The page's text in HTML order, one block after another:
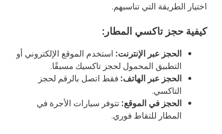
اختيار الطريقة التي تناسبهم.
كيفية حجز تاكسي المطار:
الحجز عبر الإنترنت: استخدم الموقع الإلكتروني أو
التطبيق المحمول لحجز تاكسيك مسبقًا.
الحجز عبر الهاتف: فقط اتصل بالرقم لحجز
التاكسي.
الحجز في الموقع: تتوفر سيارات الأجرة في
المطار للتقاط فوري.